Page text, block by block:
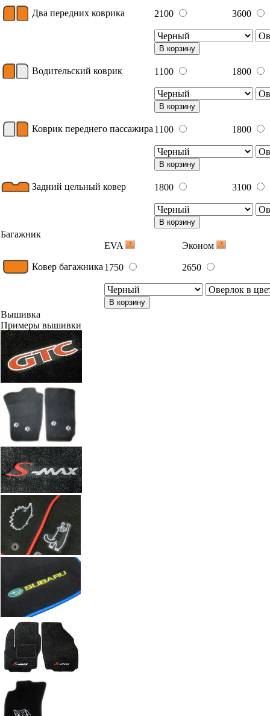
Два передних коврика 2100 3600
В корзину
Водительский коврик 1100 1800
В корзину
Коврик переднего пассажира 1100 1800
В корзину
Задний цельный ковер 1800 3100
В корзину
Багажник
EVA
Эконом
Ковер багажника 1750 2650
В корзину
Вышивка
Примеры вышивки